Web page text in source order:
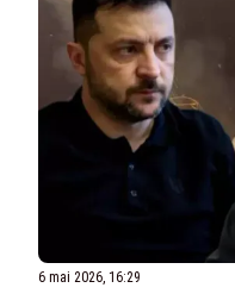
6 mai 2026, 16:29